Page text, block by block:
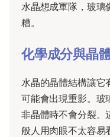
水晶想成軍隊，玻璃
糟。
化學成分與晶
水晶的晶體結構讓它
可能會出現重影。玻
非晶體時不會分裂。
般人用肉眼不太容易